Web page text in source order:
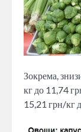
Зокрема,
кг до 11,74
15,21 грн/кг